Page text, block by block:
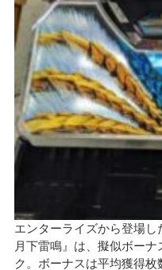
エンターライズから登場
月下雷鳴』は、擬似ボー
ク。ボーナスは平均獲得